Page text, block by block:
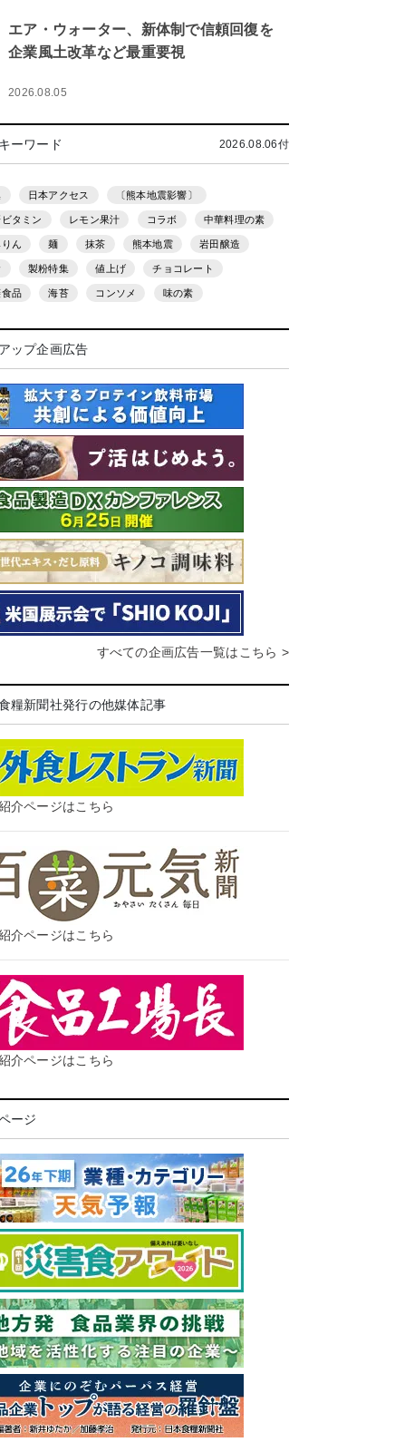
エア・ウォーター、新体制で信頼回復を
企業風土改革など最重要視
2026.08.05
ーワード 2026.08.06付
日本アクセス 〔熊本地震影響〕
タミン レモン果汁 コラボ 中華料理の素
ん 麺 抹茶 熊本地震 岩田醸造
製粉特集 値上げ チョコレート
食品 海苔 コンソメ 味の素
ップ企画広告
すべての企画広告一覧はこちら >
糧新聞社発行の他媒体記事
介ページはこちら
介ページはこちら
介ページはこちら
ージ